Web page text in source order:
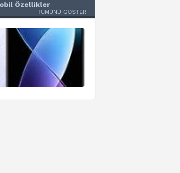
Özellikler
TÜMÜNÜ GÖSTER